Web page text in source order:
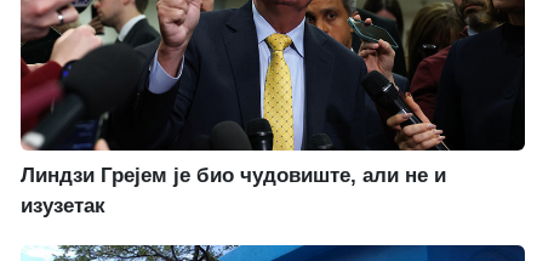
Линдзи Грејем је био чудовиште, али не и
изузетак